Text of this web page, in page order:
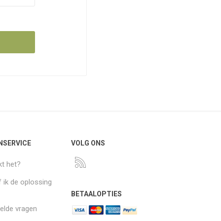
het?
ik de oplossing
vragen
VOLG ONS
BETAALOPTIES